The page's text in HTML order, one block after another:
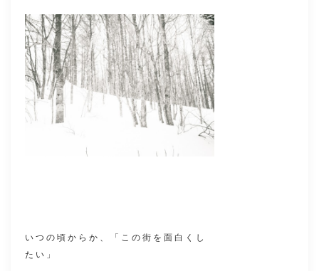
いつの頃からか、「この街を面白くし
たい」